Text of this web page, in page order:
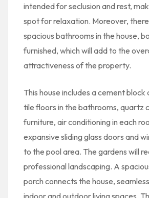
intended for seclusion and rest,
spot for relaxation. Moreover,
spacious bathrooms in the house,
furnished, which will add to the
attractiveness of the property.
This house includes a cement block
tile floors in the bathrooms, quartz
furniture, air conditioning in each
expansive sliding glass doors and
to the pool area. The gardens will
professional landscaping. A
porch connects the house,
indoor and outdoor living spaces.